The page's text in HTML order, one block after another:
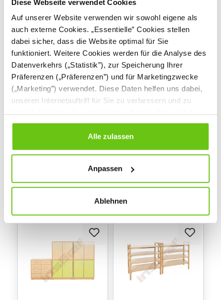
Diese Webseite verwendet Cookies
Auf unserer Website verwenden wir sowohl eigene als
auch externe Cookies. „Essentielle” Cookies stellen
dabei sicher, dass die Website optimal für Sie
funktioniert. Weitere Cookies werden für die Analyse des
Datenverkehrs („Statistik”), zur Speicherung Ihrer
Präferenzen („Präferenzen”) und für Marketingzwecke
(„Marketing”) verwendet. Diese Daten helfen uns dabei,
unseren Internetauftriff für Sie zu verbessern und zu
Cookies Sie erlauben. Verweigern Sie Ihre Zustimmung,
wählen Sie „Alle ablehnen” – in diesem Fall werden nur
Daten verarbeitet, die für den Besuch unserer Website
jederzeit ändern, indem Sie auf die Schaltfläche unten
links klicken. Weitere Informationen zur Datennutzung
Alle zulassen
Anpassen
Ablehnen
2.359,30 € 1.586,60 €